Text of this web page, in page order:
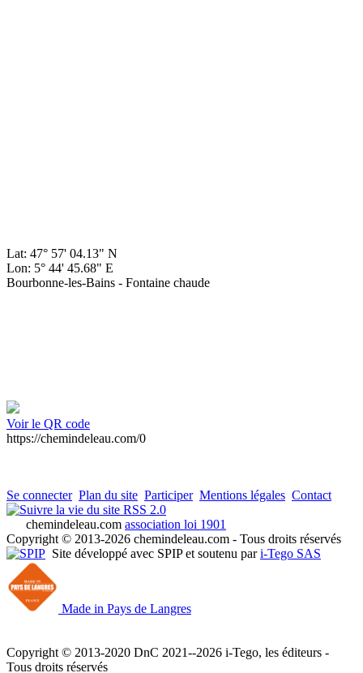
Lat: 47° 57' 04.13" N
Lon: 5° 44' 45.68" E
Bourbonne-les-Bains - Fontaine chaude
Voir le QR code
https://chemindeleau.com/0
Se connecter Plan du site Participer Mentions légales Contact
RSS 2.0
chemindeleau.com association loi 1901
Copyright © 2013-2026 chemindeleau.com - Tous droits réservés
Site développé avec SPIP et soutenu pari-Tego SAS
Made in Pays de Langres
Copyright © 2013-2020 DnC 2021--2026 i-Tego, les éditeurs -
Tous droits réservés